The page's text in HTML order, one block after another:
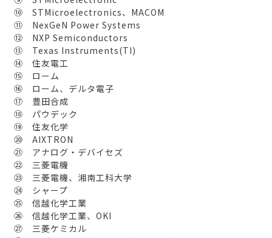
⑩ STMicroelectronics、MACOM
⑪ NexGeN Power Systems
⑫ NXP Semiconductors
⑬ Texas Instruments(TI)
⑭ 住友電工
⑮ ローム
⑯ ローム、デルタ電子
⑰ 豊田合成
⑱ パウデック
⑲ 住友化学
⑳ AIXTRON
㉑ アナログ・デバイセズ
㉒ 三菱電機
㉓ 三菱電機、湘南工科大学
㉔ シャープ
㉕ 信越化学工業
㉖ 信越化学工業、OKI
㉗ 三菱ケミカル